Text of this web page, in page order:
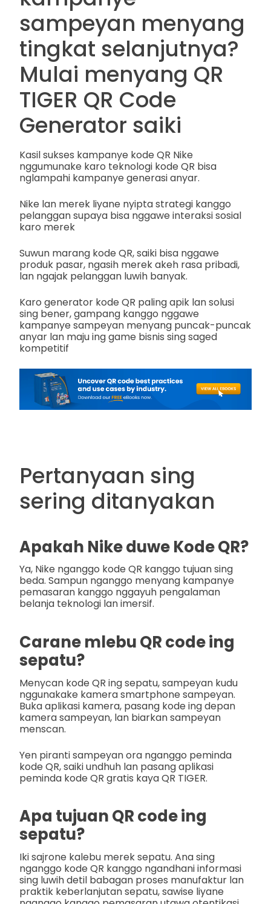
sampeyan menyang
tingkat selanjutnya?
Mulai menyang QR
TIGER QR Code
Generator saiki
Kasil sukses kampanye kode QR Nike
nggumunake karo teknologi kode QR bisa
nglampahi kampanye generasi anyar.
Nike lan merek liyane nyipta strategi kanggo
pelanggan supaya bisa nggawe interaksi sosial
karo merek
Suwun marang kode QR, saiki bisa nggawe
produk pasar, ngasih merek akeh rasa pribadi,
lan ngajak pelanggan luwih banyak.
Karo generator kode QR paling apik lan solusi
sing bener, gampang kanggo nggawe
kampanye sampeyan menyang puncak-puncak
anyar lan maju ing game bisnis sing saged
kompetitif
Pertanyaan sing
sering ditanyakan
Apakah Nike duwe Kode QR?
Ya, Nike nganggo kode QR kanggo tujuan sing
beda. Sampun nganggo menyang kampanye
pemasaran kanggo nggayuh pengalaman
belanja teknologi lan imersif.
Carane mlebu QR code ing
sepatu?
Menycan kode QR ing sepatu, sampeyan kudu
nggunakake kamera smartphone sampeyan.
Buka aplikasi kamera, pasang kode ing depan
kamera sampeyan, lan biarkan sampeyan
menscan.
Yen piranti sampeyan ora nganggo peminda
kode QR, saiki undhuh lan pasang aplikasi
peminda kode QR gratis kaya QR TIGER.
Apa tujuan QR code ing
sepatu?
Iki sajrone kalebu merek sepatu. Ana sing
nganggo kode QR kanggo ngandhani informasi
sing luwih detil babagan proses manufaktur lan
praktik keberlanjutan sepatu, sawise liyane